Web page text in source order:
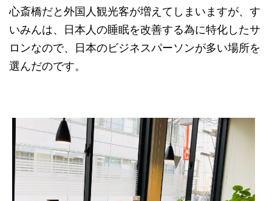
心斎橋だと外国人観光客が増えてしまいますが、す
いみんは、日本人の睡眠を改善する為に特化したサ
ロンなので、日本のビジネスパーソンが多い場所を
選んだのです。